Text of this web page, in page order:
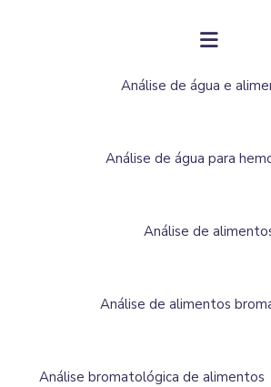
Análise de água e
Análise de água para
Análise de
Análise de alimentos
Análise bromatológica de alimentos